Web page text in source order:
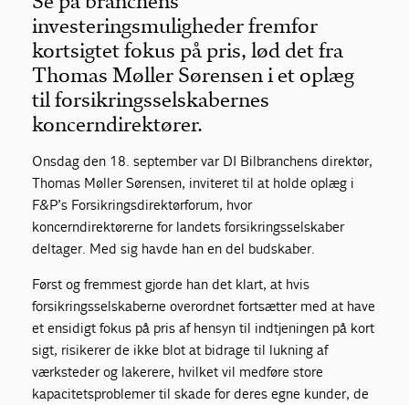
investeringsmuligheder fremfor
kortsigtet fokus på pris, lød det fra
Thomas Møller Sørensen i et oplæg
til forsikringsselskabernes
koncerndirektører.
Onsdag den 18. september var DI Bilbranchens direktør,
Thomas Møller Sørensen, inviteret til at holde oplæg i
F&P’s Forsikringsdirektørforum, hvor
koncerndirektørerne for landets forsikringsselskaber
deltager. Med sig havde han en del budskaber.
Først og fremmest gjorde han det klart, at hvis
forsikringsselskaberne overordnet fortsætter med at have
et ensidigt fokus på pris af hensyn til indtjeningen på kort
sigt, risikerer de ikke blot at bidrage til lukning af
værksteder og lakerere, hvilket vil medføre store
kapacitetsproblemer til skade for deres egne kunder, de